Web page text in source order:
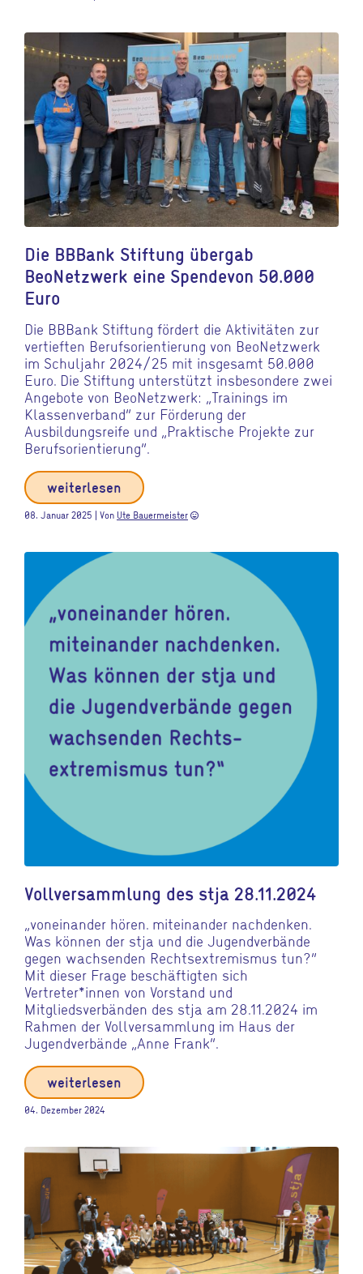
Die BBBank Stiftung übergab
BeoNetzwerk eine Spendevon 50.000
Euro
Die BBBank Stiftung fördert die Aktivitäten zur
vertieften Berufsorientierung von BeoNetzwerk
im Schuljahr 2024/25 mit insgesamt 50.000
Euro. Die Stiftung unterstützt insbesondere zwei
Angebote von BeoNetzwerk: „Trainings im
Klassenverband“ zur Förderung der
Ausbildungsreife und „Praktische Projekte zur
Berufsorientierung“.
weiterlesen
08. Januar 2025 | Von Ute Bauermeister sentiment_very_satisfied
Vollversammlung des stja 28.11.2024
„voneinander hören. miteinander nachdenken.
Was können der stja und die Jugendverbände
gegen wachsenden Rechtsextremismus tun?“
Mit dieser Frage beschäftigten sich
Vertreter*innen von Vorstand und
Mitgliedsverbänden des stja am 28.11.2024 im
Rahmen der Vollversammlung im Haus der
Jugendverbände „Anne Frank“.
weiterlesen
04. Dezember 2024